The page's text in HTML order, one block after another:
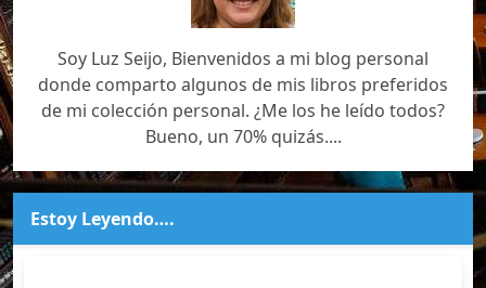
Soy Luz Seijo, Bienvenidos a mi blog personal
donde comparto algunos de mis libros preferidos
de mi colección personal. ¿Me los he leído todos?
Bueno, un 70% quizás....
Estoy Leyendo….